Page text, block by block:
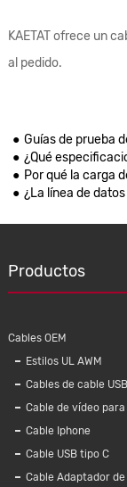
KAETAT ofrece un
al pedido.
Guías de prueba de
¿Qué
Por qué la carga del
¿La línea de datos del
Productos
Cables OEM
Estilos UL AWM
Cables de cable USB
Cable de vídeo
Cable Iphone
Cable USB tipo C
Cable Adaptador